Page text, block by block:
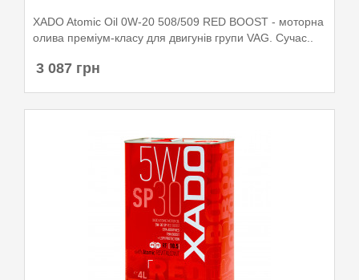
XADO Atomic Oil 0W-20 508/509 RED BOOST - моторна
олива преміум-класу для двигунів групи VAG. Сучас..
3 087 грн